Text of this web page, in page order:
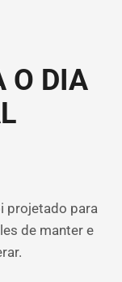
O DIA
projetado para
de manter e